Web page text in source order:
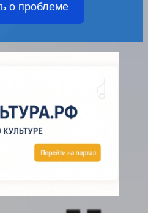
о проблеме